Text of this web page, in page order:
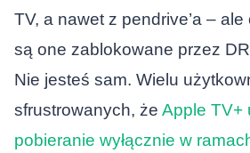
TV, a nawet z pendrive’a – ale
są one zablokowane przez
Nie jesteś sam. Wielu
sfrustrowanych, że Apple TV+
pobieranie wyłącznie w